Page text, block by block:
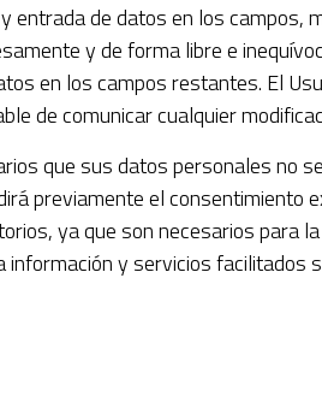
de datos en los campos,
y de forma libre e
en los campos restantes. El
de comunicar cualquier
que sus datos personales no
previamente el consentimiento
ya que son necesarios para
y servicios facilitados